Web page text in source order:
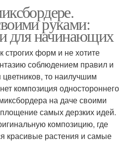
руками:
для начинающих
строгих форм и не хотите
соблюдением правил и
то наилучшим
композиция одностороннего
на даче своими
самых дерзких идей.
композицию, где
красивые растения и самые